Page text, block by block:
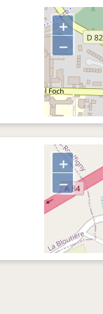
+
−
+
−